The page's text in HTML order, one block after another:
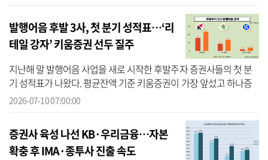
발행어음 후발 3사, 첫 분기 성적표…‘리
테일 강자’ 키움증권 선두 질주
지난해 말 발행어음 사업을 새로 시작한 후발주자 증권사들의 첫 분
기 성적표가 나왔다. 평균잔액 기준 키움증권이 가장 앞섰고 하나증
권과 신한투자증권이 뒤를 이었다. 후발 3사는 모두 평균잔액보다 기
2026-07-10 07:00:00
증권사 육성 나선 KB·우리금융…자본
확충 후 IMA·종투사 진출 속도